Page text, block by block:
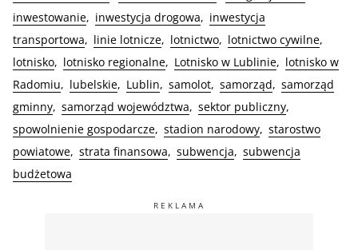
inwestowanie
inwestycja drogowa
inwestycja
transportowa
linie lotnicze lotnictwo
lotnictwo cywilne
lotnisko
lotnisko regionalne Lotnisko w Lublinie
lotnisko w
Radomiu
lubelskie Lublin samolot samorząd
samorząd
gminny samorząd województwa
sektor publiczny
spowolnienie gospodarcze stadion narodowy starostwo
powiatowe strata finansowa subwencja
subwencja
budżetowa